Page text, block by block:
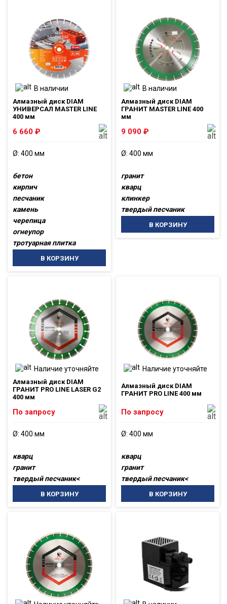
В наличии
Алмазный диск DIAM
УНИВЕРСАЛ MASTER LINE
400 мм
6 660 ₽
Ø: 400 мм
бетон
кирпич
песчаник
камень
черепица
огнеупор
тротуарная плитка
В КОРЗИНУ
В наличии
Алмазный диск DIAM
ГРАНИТ MASTER LINE 400
мм
9 090 ₽
Ø: 400 мм
гранит
кварц
клинкер
твердый песчаник
В КОРЗИНУ
Наличие уточняйте
Алмазный диск DIAM
ГРАНИТ PRO LINE LASER G2
400 мм
По запросу
Ø: 400 мм
кварц
гранит
твердый песчаник<
В КОРЗИНУ
Наличие уточняйте
Алмазный диск DIAM
ГРАНИТ PRO LINE 400 мм
По запросу
Ø: 400 мм
кварц
гранит
твердый песчаник<
В КОРЗИНУ